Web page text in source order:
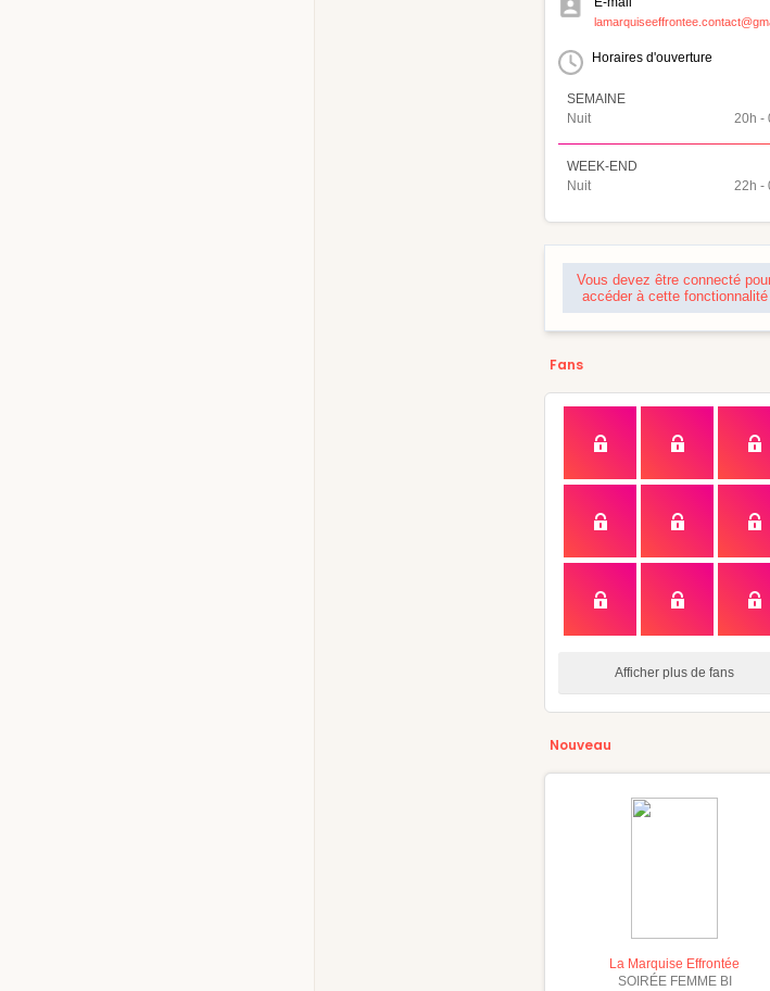
Horaires d'ouverture
SEMAINE
Nuit
20h -
WEEK-END
Nuit
22h -
Vous devez être connecté
accéder à cette fonctionnalité
Fans
Afficher plus de fans
Nouveau
La Marquise Effrontée
SOIRÉE FEMME BI